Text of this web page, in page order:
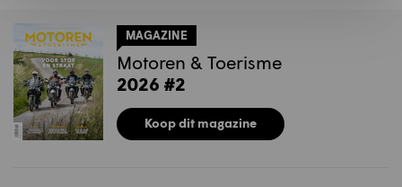
MAGAZINE
Motoren & Toerisme
2026 #2
Koop dit magazine